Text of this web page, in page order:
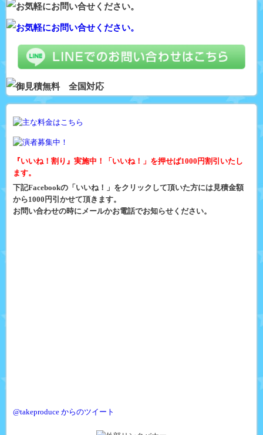
『いいね！割り』実施中！「いいね！」を押せば1000円割引いたし
ます。
下記Facebookの「いいね！」をクリックして頂いた方には見積金額
から1000円引かせて頂きます。
お問い合わせの時にメールかお電話でお知らせください。
@takeproduce からのツイート